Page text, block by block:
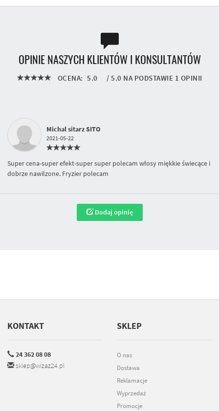
OPINIE NASZYCH KLIENTÓW I KONSULTANTÓW
OCENA: 5.0 / 5.0 NA PODSTAWIE 1 OPINII
Michal sitarz SITO
2021-05-22
Super cena-super efekt-super super polecam włosy miękkie świecące i
dobrze nawilzone. Fryzier polecam
Dodaj opinię
KONTAKT
24 362 08 08
sklep@wizaz24.pl
SKLEP
O nas
Dostawa
Reklamacje
Wyprzedaż
Promocje